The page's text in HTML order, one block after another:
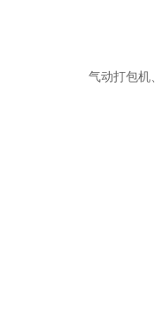
气动打包机